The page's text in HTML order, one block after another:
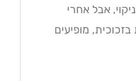
אחרי